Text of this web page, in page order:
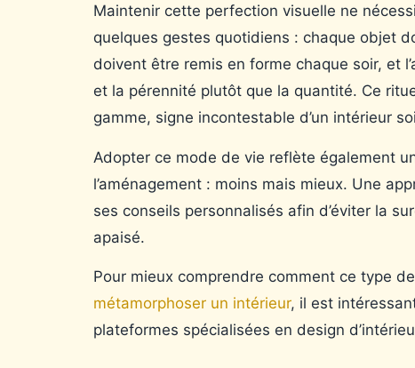
Maintenir cette perfection visuelle ne
quelques gestes quotidiens : chaque objet
doivent être remis en forme chaque soir, et
et la pérennité plutôt que la quantité. Ce
gamme, signe incontestable d’un intérieur
Adopter ce mode de vie reflète également
l’aménagement : moins mais mieux. Une
ses conseils personnalisés afin d’éviter la
apaisé.
Pour mieux comprendre comment ce type
métamorphoser un intérieur, il est
plateformes spécialisées en design